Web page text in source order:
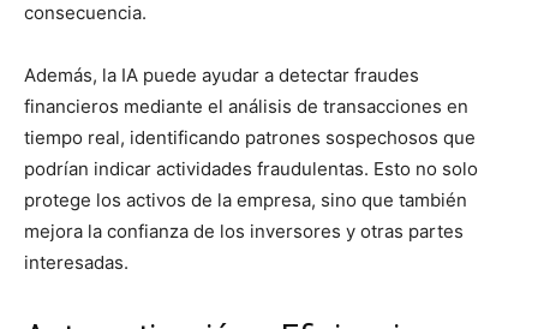
consecuencia.
Además, la IA puede ayudar a detectar fraudes
financieros mediante el análisis de transacciones en
tiempo real, identificando patrones sospechosos que
podrían indicar actividades fraudulentas. Esto no solo
protege los activos de la empresa, sino que también
mejora la confianza de los inversores y otras partes
interesadas.